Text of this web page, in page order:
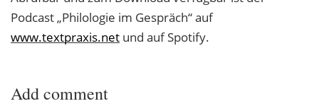
Podcast „Philologie im Gespräch“ auf
www.textpraxis.net und auf Spotify.
Add comment